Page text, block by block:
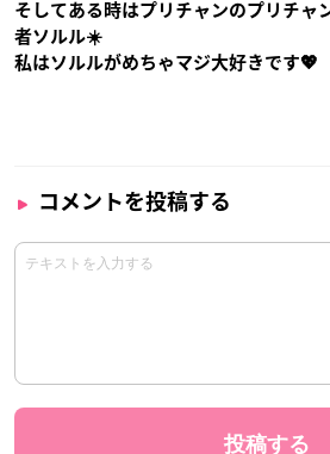
そしてある時はプリチャンのプリチャ
者ソルル☀️
私はソルルがめちゃマジ大好きです💖
コメントを投稿する